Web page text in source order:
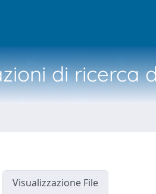
di ricerca
Visualizzazione File